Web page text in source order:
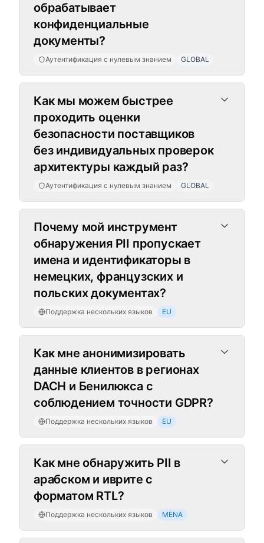
обрабатывает
конфиденциальные
документы?
Аутентификация с нулевым знанием GLOBAL
Как мы можем быстрее
проходить оценки
безопасности поставщиков
без индивидуальных проверок
архитектуры каждый раз?
Аутентификация с нулевым знанием GLOBAL
Поддержка нескольких языков
Почему мой инструмент
обнаружения PII пропускает
имена и идентификаторы в
немецких, французских и
польских документах?
Поддержка нескольких языков EU
Как мне анонимизировать
данные клиентов в регионах
DACH и Бенилюкса с
соблюдением точности GDPR?
Поддержка нескольких языков EU
Как мне обнаружить PII в
арабском и иврите с
форматом RTL?
Поддержка нескольких языков MENA